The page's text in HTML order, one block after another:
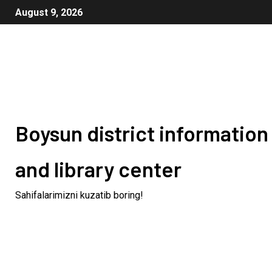
August 9, 2026
Boysun district information
and library center
Sahifalarimizni kuzatib boring!